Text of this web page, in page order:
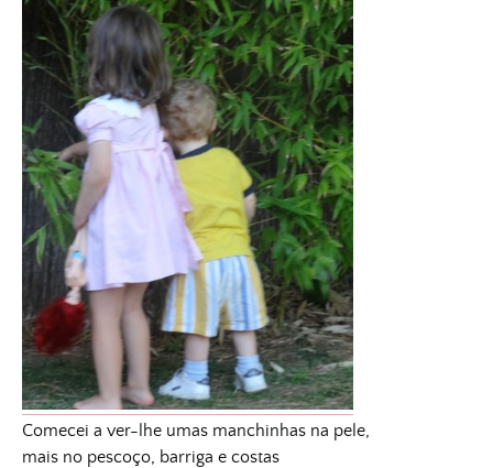
Comecei a ver-lhe umas manchinhas na pele,
mais no pescoço, barriga e costas